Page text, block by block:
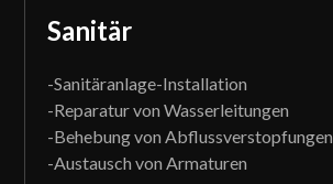
Sanitär
-Sanitäranlage-Installation
-Reparatur von Wasserleitungen
-Behebung von Abflussverstopfungen
-Austausch von Armaturen